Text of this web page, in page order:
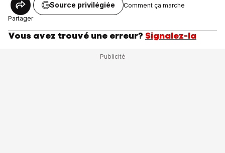
Partager
Source privilégiée Comment ça marche
Vous avez trouvé une erreur? Signalez-la